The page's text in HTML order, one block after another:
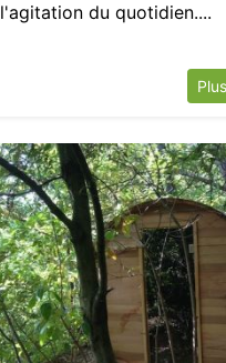
l'agitation du quotidien....